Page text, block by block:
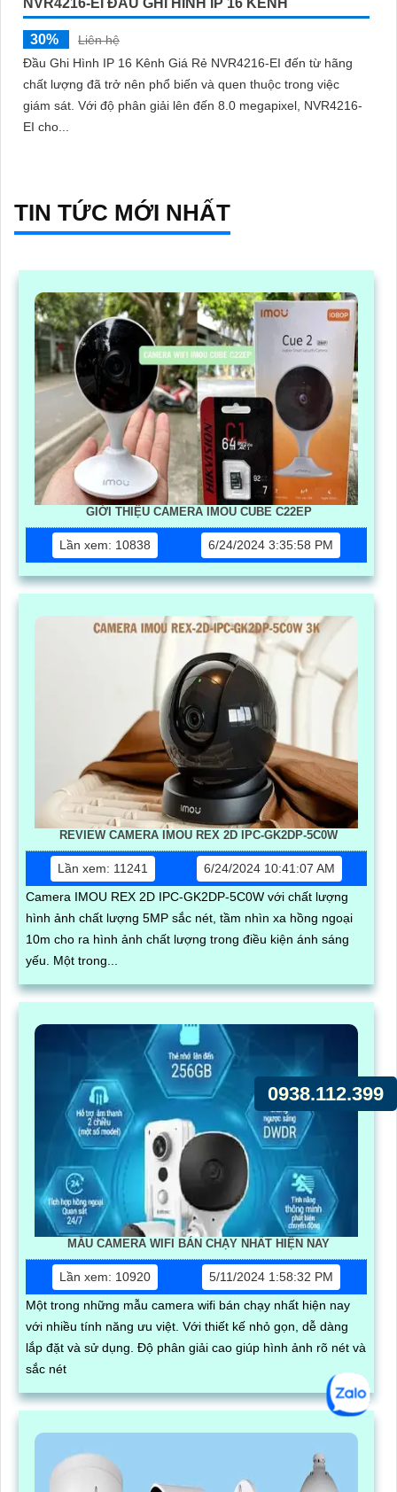
30%
Liên hệ
Đầu Ghi Hình IP 16 Kênh Giá Rẻ NVR4216-EI đến từ hãng
chất lượng đã trở nên phổ biến và quen thuộc trong việc
giám sát. Với độ phân giải lên đến 8.0 megapixel, NVR4216-
EI cho...
TIN TỨC MỚI NHẤT
GIỚI THIỆU CAMERA IMOU CUBE C22EP
Lần xem: 10838 6/24/2024 3:35:58 PM
REVIEW CAMERA IMOU REX 2D IPC-GK2DP-5C0W
Lần xem: 11241
6/24/2024 10:41:07 AM
Camera IMOU REX 2D IPC-GK2DP-5C0W với chất lượng
hình ảnh chất lượng 5MP sắc nét, tầm nhìn xa hồng ngoại
10m cho ra hình ảnh chất lượng trong điều kiện ánh sáng
yếu. Một trong...
MẪU CAMERA WIFI BÁN CHẠY NHẤT HIỆN NAY
Lần xem: 10920
5/11/2024 1:58:32 PM
Một trong những mẫu camera wifi bán chạy nhất hiện nay
với nhiều tính năng ưu việt. Với thiết kế nhỏ gọn, dễ dàng
lắp đặt và sử dụng. Độ phân giải cao giúp hình ảnh rõ nét và
sắc nét
0938.112.399